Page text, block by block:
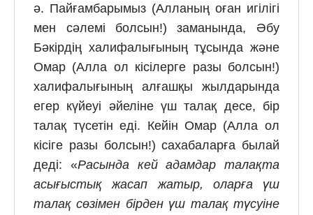
ә. Пайғамбарымыз (Алланың оған игілігі
мен сәлемі болсын!) заманында, Әбу
Бәкірдің халифалығының тұсында және
Омар (Алла ол кісілерге разы болсын!)
халифалығының алғашқы жылдарында
егер күйеуі әйеліне үш талақ десе, бір
талақ түсетін еді. Кейін Омар (Алла ол
кісіге разы болсын!) сахабаларға былай
деді: «Расында кей адамдар талақта
асығыстық жасап жатыр, оларға үш
талақ сөзімен бірден үш талақ түсуіне